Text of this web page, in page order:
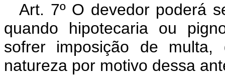
Art. 7º O devedor poderá
quando hipotecaria ou
sofrer imposição de
natureza por motivo dessa